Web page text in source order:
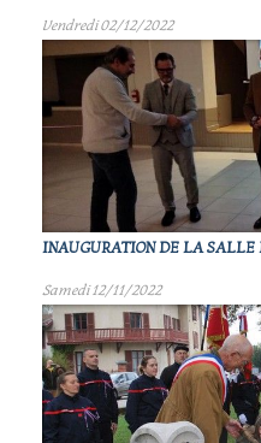
Vendredi 02/12/2022
INAUGURATION DE LA SALLE
Samedi 12/11/2022